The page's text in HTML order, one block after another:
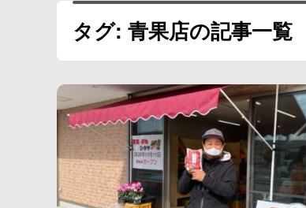
タグ: 青果店の記事一覧